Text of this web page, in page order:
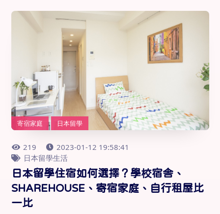
寄宿家庭 日本留學
219
2023-01-12 19:58:41
日本留學生活
日本留學住宿如何選擇？學校宿舎、
SHAREHOUSE、寄宿家庭、自行租屋比
一比